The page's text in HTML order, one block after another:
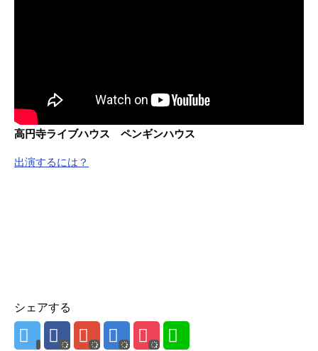
高円寺ライブハウス ペンギンハウス
出演するには？
シェアする